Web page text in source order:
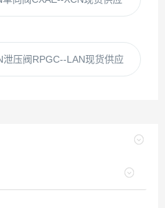
压阀RPGC--LAN现货供应